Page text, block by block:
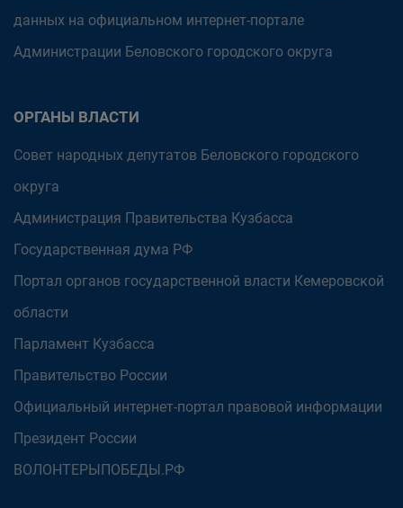
данных на официальном интернет-портале
Администрации Беловского городского округа
ОРГАНЫ ВЛАСТИ
Совет народных депутатов Беловского городского
округа
Администрация Правительства Кузбасса
Государственная дума РФ
Портал органов государственной власти Кемеровской
области
Парламент Кузбасса
Правительство России
Официальный интернет-портал правовой информации
Президент России
ВОЛОНТЕРЫПОБЕДЫ.РФ